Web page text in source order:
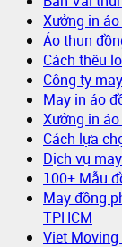
Xưởng in
Áo thun
Cách thêu
Công ty
May in áo
Xưởng in
Cách lựa
Dịch vụ
100+ Mẫu
May đồng
TPHCM
Viet